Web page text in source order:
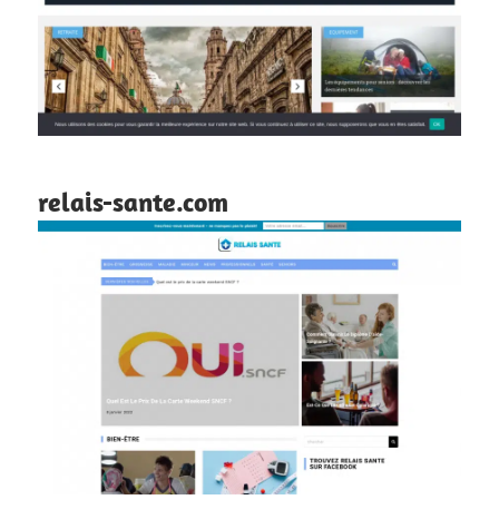
relais-sante.com